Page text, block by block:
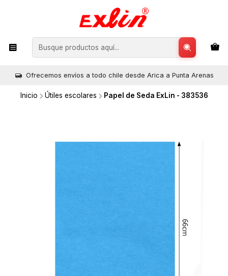
Ofrecemos envíos a todo chile desde Arica a Punta Arenas
Inicio Útiles escolares Papel de Seda ExLin - 383536